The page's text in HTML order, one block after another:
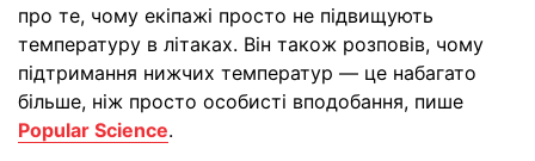
про те, чому екіпажі просто не підвищують
температуру в літаках. Він також розповів, чому
підтримання нижчих температур — це набагато
більше, ніж просто особисті вподобання, пише
Popular Science.